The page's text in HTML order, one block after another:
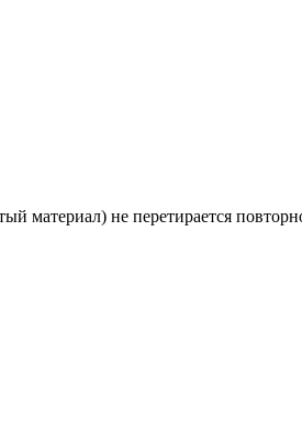
материал) не перетирается